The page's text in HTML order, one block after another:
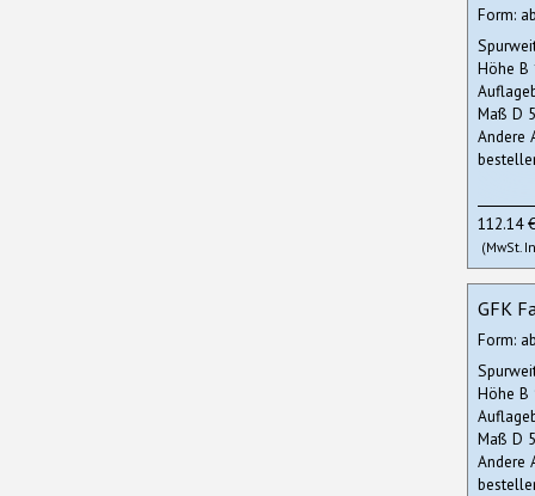
Form:
Höhe B
Maß D
Andere
112.14 €
(MwSt.
GFK
Form:
Höhe B
Maß D
Andere